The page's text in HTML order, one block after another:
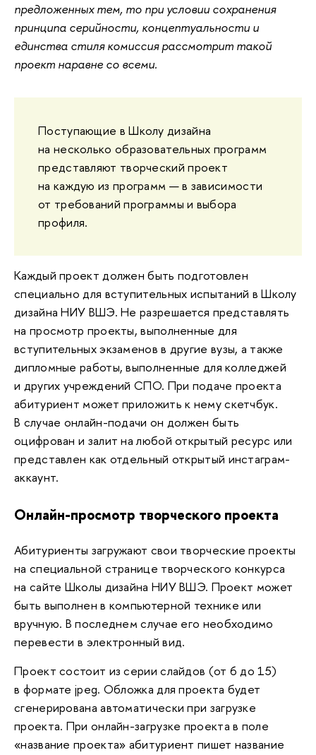
предложенных тем, то при условии сохранения
принципа серийности, концептуальности и
единства стиля комиссия рассмотрит такой
проект наравне со всеми.
Поступающие в Школу дизайна
на несколько образовательных программ
представляют творческий проект
на каждую из программ — в зависимости
от требований программы и выбора
профиля.
Каждый проект должен быть подготовлен
специально для вступительных испытаний в Школу
дизайна НИУ ВШЭ. Не разрешается представлять
на просмотр проекты, выполненные для
вступительных экзаменов в другие вузы, а также
дипломные работы, выполненные для колледжей
и других учреждений СПО. При подаче проекта
абитуриент может приложить к нему скетчбук.
В случае онлайн-подачи он должен быть
оцифрован и залит на любой открытый ресурс или
представлен как отдельный открытый инстаграм-
аккаунт.
Онлайн-просмотр творческого проекта
Абитуриенты загружают свои творческие проекты
на специальной странице творческого конкурса
на сайте Школы дизайна НИУ ВШЭ. Проект может
быть выполнен в компьютерной технике или
вручную. В последнем случае его необходимо
перевести в электронный вид.
Проект состоит из серии слайдов (от 6 до 15)
в формате jpeg. Обложка для проекта будет
сгенерирована автоматически при загрузке
проекта. При онлайн-загрузке проекта в поле
«название проекта» абитуриент пишет название